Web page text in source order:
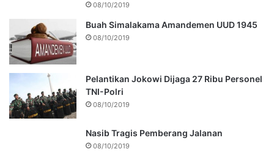
08/10/2019
Buah Simalakama Amandemen UUD 1945
08/10/2019
Pelantikan Jokowi Dijaga 27 Ribu Personel
TNI-Polri
08/10/2019
Nasib Tragis Pemberang Jalanan
08/10/2019